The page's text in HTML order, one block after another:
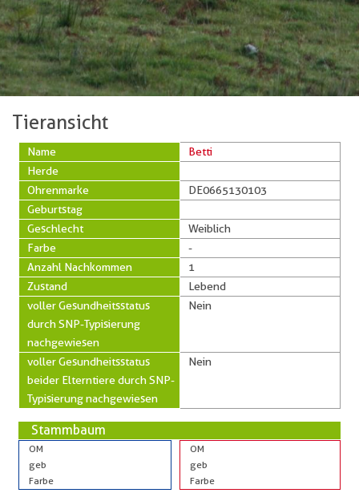
Tieransicht
Name
Betti
Herde
Ohrenmarke
DE0665130103
Geburtstag
Geschlecht
Weiblich
Farbe
-
Anzahl Nachkommen
1
Zustand
Lebend
voller Gesundheitsstatus
durch SNP-Typisierung
nachgewiesen
Nein
voller Gesundheitsstatus
beider Elterntiere durch SNP-
Typisierung nachgewiesen
Nein
Stammbaum
OM
geb
Farbe
OM
geb
Farbe